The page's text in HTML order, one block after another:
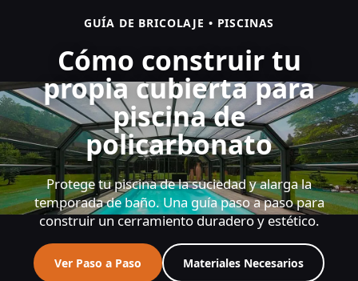
GUÍA DE BRICOLAJE • PISCINAS
Cómo construir tu
propia cubierta para
piscina de
policarbonato
Protege tu piscina de la suciedad y alarga la
temporada de baño. Una guía paso a paso para
construir un cerramiento duradero y estético.
Ver Paso a Paso Materiales Necesarios